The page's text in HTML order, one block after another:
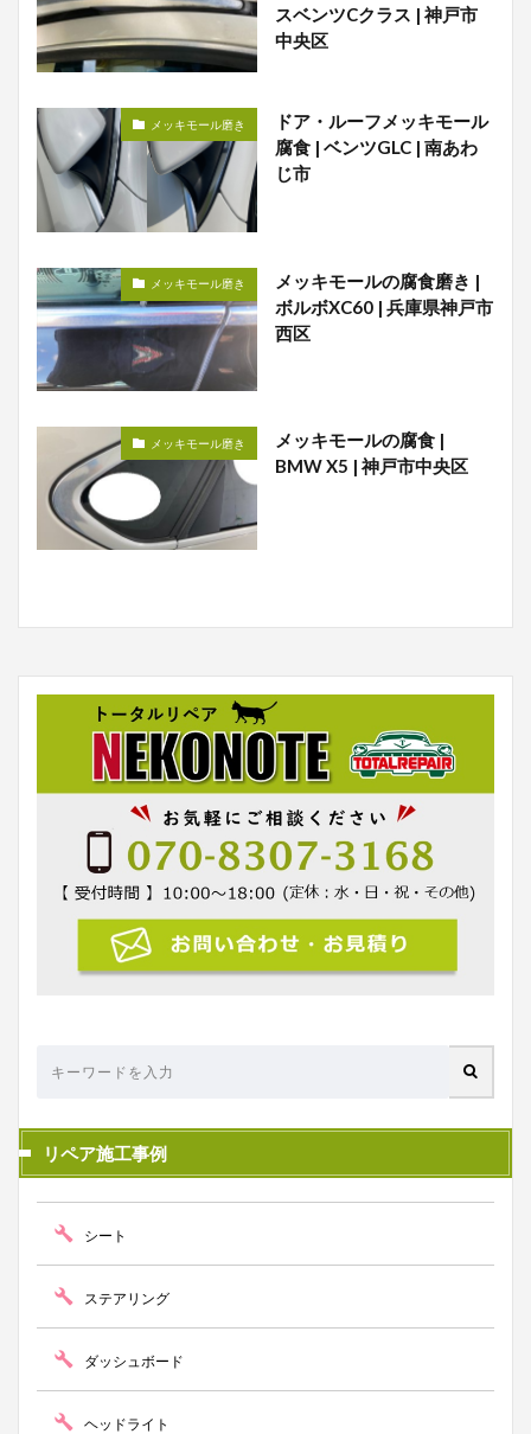
スベンツCクラス | 神戸市
中央区
メッキモール磨き
ドア・ルーフメッキモール
腐食 | ベンツGLC | 南あわ
じ市
メッキモール磨き
メッキモールの腐食磨き |
ボルボXC60 | 兵庫県神戸市
西区
メッキモール磨き
メッキモールの腐食 |
BMW X5 | 神戸市中央区
リペア施工事例
シート
ステアリング
ダッシュボード
ヘッドライト